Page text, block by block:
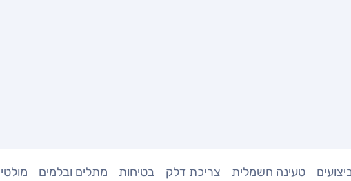
טעינה חשמלית צריכת דלק בטיחות מתלים ובלמים